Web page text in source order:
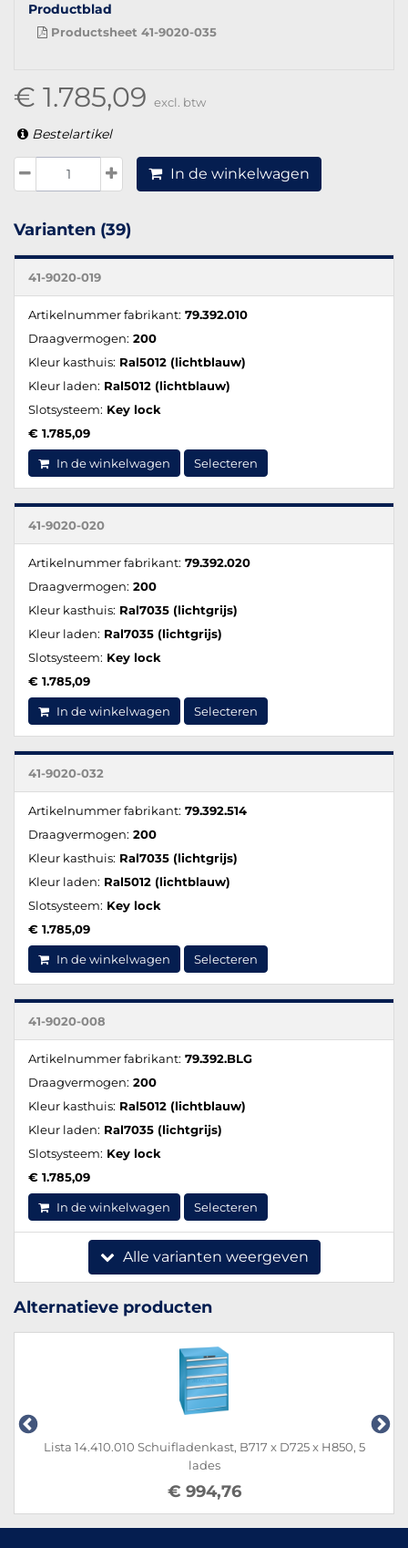
Productblad
Productsheet 41-9020-035
€ 1.785,09 excl. btw
Bestelartikel
In de winkelwagen
Varianten (39)
41-9020-019
Artikelnummer fabrikant: 79.392.010
Draagvermogen: 200
Kleur kasthuis: Ral5012 (lichtblauw)
Kleur laden: Ral5012 (lichtblauw)
Slotsysteem: Key lock
€ 1.785,09
In de winkelwagen Selecteren
41-9020-020
Artikelnummer fabrikant: 79.392.020
Draagvermogen: 200
Kleur kasthuis: Ral7035 (lichtgrijs)
Kleur laden: Ral7035 (lichtgrijs)
Slotsysteem: Key lock
€ 1.785,09
In de winkelwagen Selecteren
41-9020-032
Artikelnummer fabrikant: 79.392.514
Draagvermogen: 200
Kleur kasthuis: Ral7035 (lichtgrijs)
Kleur laden: Ral5012 (lichtblauw)
Slotsysteem: Key lock
€ 1.785,09
In de winkelwagen Selecteren
41-9020-008
Artikelnummer fabrikant: 79.392.BLG
Draagvermogen: 200
Kleur kasthuis: Ral5012 (lichtblauw)
Kleur laden: Ral7035 (lichtgrijs)
Slotsysteem: Key lock
€ 1.785,09
In de winkelwagen Selecteren
Alle varianten weergeven
Alternatieve producten
Lista 14.410.010 Schuifladenkast, B717 x D725 x H850, 5
lades
€ 994,76